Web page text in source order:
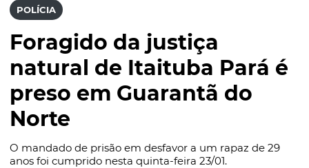
POLÍCIA
Foragido da justiça
natural de Itaituba Pará é
preso em Guarantã do
Norte
O mandado de prisão em desfavor a um rapaz de 29
anos foi cumprido nesta quinta-feira 23/01.